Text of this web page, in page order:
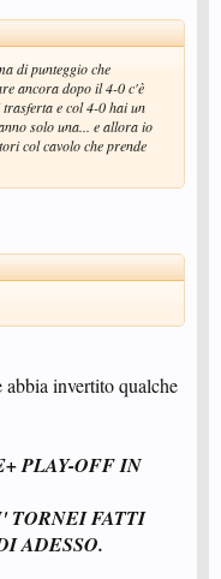
di punteggio che
ancora dopo il 4-0 c'è
e col 4-0 hai un
solo una... e allora io
col cavolo che prende
abbia invertito qualche
PLAY-OFF IN
TORNEI FATTI
ADESSO.